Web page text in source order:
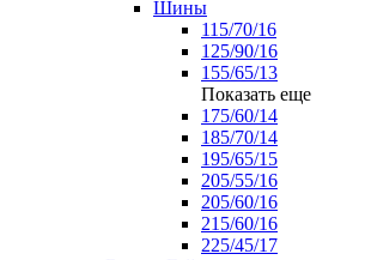
Шины
115/70/16
125/90/16
155/65/13
Показать еще
175/60/14
185/70/14
195/65/15
205/55/16
205/60/16
215/60/16
225/45/17